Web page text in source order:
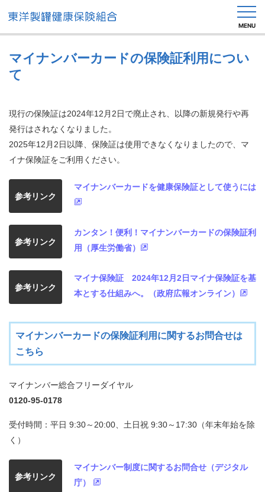
MENU
の
し
み
健
保
の
給
付
健
康
く
各
手
続
請
一
マイナンバーカードの保険証利用につい
て
現行の保険証は2024年12月2日で廃止され、以降の新規発行や再
発行はされなくなりました。
2025年12月2日以降、保険証は使用できなくなりましたので、マ
イナ保険証をご利用ください。
参考リンク
マイナンバーカードを健康保険証として使うには
参考リンク
カンタン！便利！マイナンバーカードの保険証利
用（厚生労働省）
参考リンク
マイナ保険証 2024年12月2日マイナ保険証を基
本とする仕組みへ。（政府広報オンライン）
マイナンバーカードの保険証利用に関するお問合せは
こちら
マイナンバー総合フリーダイヤル
0120-95-0178
受付時間：平日 9:30～20:00、土日祝 9:30～17:30（年末年始を除
く）
参考リンク
マイナンバー制度に関するお問合せ（デジタル
庁）